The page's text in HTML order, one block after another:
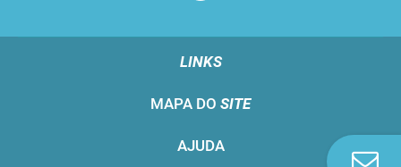
LINKS
MAPA DO SITE
AJUDA